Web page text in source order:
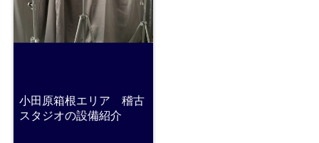
小田原箱根エリア 稽古
スタジオの設備紹介